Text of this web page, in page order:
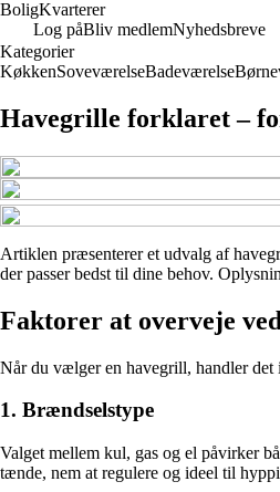
BoligKvarterer
Log påBliv medlemNyhedsbreve
Kategorier
KøkkenSoveværelseBadeværelse
Havegrille forklaret –
Artiklen præsenterer et udvalg af
der passer bedst til dine behov.
Faktorer at overveje
Når du vælger en havegrill, handler det
1. Brændselstype
Valget mellem kul, gas og el påvirker
tænde, nem at regulere og ideel til